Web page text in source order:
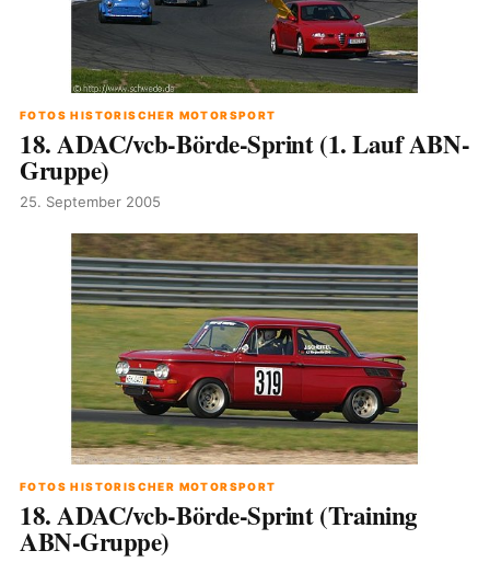
FOTOS HISTORISCHER MOTORSPORT
18. ADAC/vcb-Börde-Sprint (1. Lauf ABN-
Gruppe)
25. September 2005
FOTOS HISTORISCHER MOTORSPORT
18. ADAC/vcb-Börde-Sprint (Training
ABN-Gruppe)